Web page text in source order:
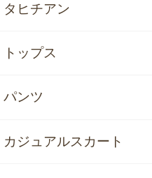
タヒチアン
トップス
パンツ
カジュアルスカート